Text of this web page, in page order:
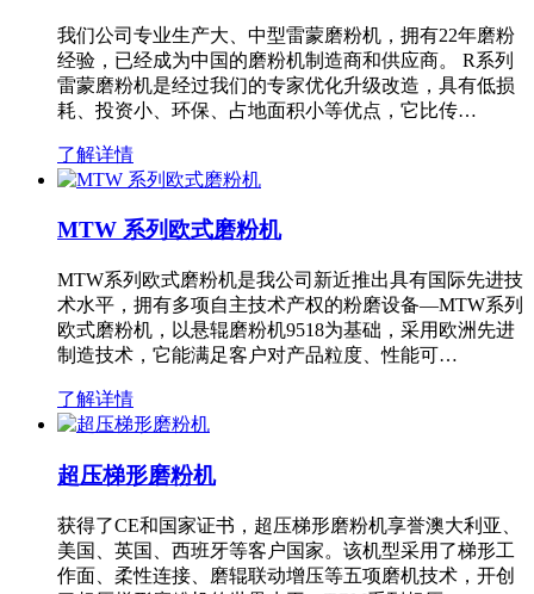
我们公司专业生产大、中型雷蒙磨粉机，拥有22年磨粉
经验，已经成为中国的磨粉机制造商和供应商。 R系列
雷蒙磨粉机是经过我们的专家优化升级改造，具有低损
耗、投资小、环保、占地面积小等优点，它比传…
了解详情
MTW 系列欧式磨粉机
MTW系列欧式磨粉机是我公司新近推出具有国际先进技
术水平，拥有多项自主技术产权的粉磨设备—MTW系列
欧式磨粉机，以悬辊磨粉机9518为基础，采用欧洲先进
制造技术，它能满足客户对产品粒度、性能可…
了解详情
超压梯形磨粉机
获得了CE和国家证书，超压梯形磨粉机享誉澳大利亚、
美国、英国、西班牙等客户国家。该机型采用了梯形工
作面、柔性连接、磨辊联动增压等五项磨机技术，开创